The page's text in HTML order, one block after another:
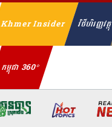
Khmer Insider វិថីហិរញ្ញវត្ថុ
កម្ពុជា 360°